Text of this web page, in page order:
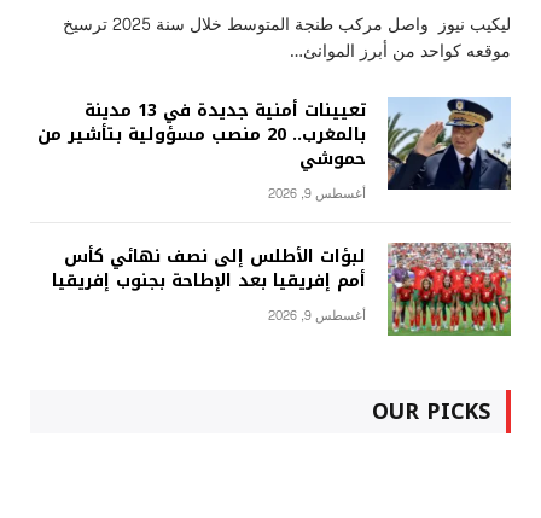
ليكيب نيوز واصل مركب طنجة المتوسط خلال سنة 2025 ترسيخ
موقعه كواحد من أبرز الموانئ…
تعيينات أمنية جديدة في 13 مدينة
بالمغرب.. 20 منصب مسؤولية بتأشير من
حموشي
أغسطس 9, 2026
لبؤات الأطلس إلى نصف نهائي كأس
أمم إفريقيا بعد الإطاحة بجنوب إفريقيا
أغسطس 9, 2026
OUR PICKS